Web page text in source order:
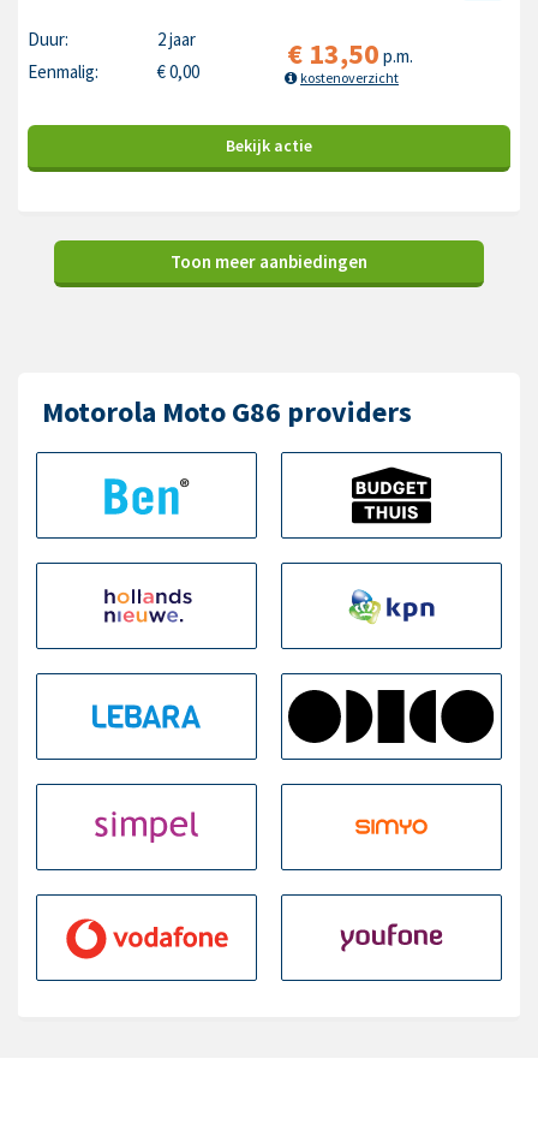
Duur:
2 jaar
Eenmalig:
€0,00 € 13,50 p.m.
kostenoverzicht
Bekijk actie
Toon meer aanbiedingen
Motorola Moto G86 providers